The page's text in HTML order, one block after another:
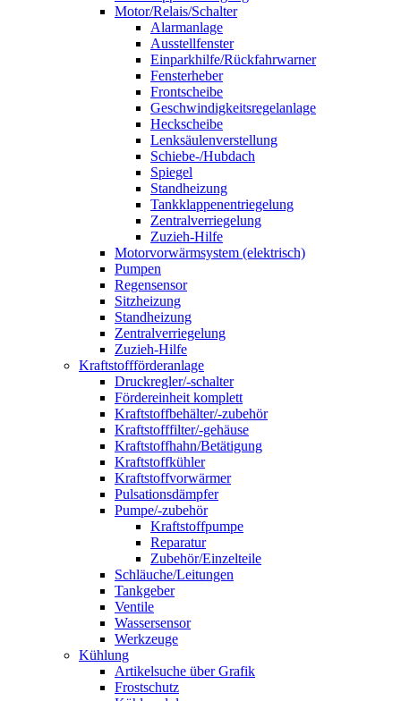
Motor/Relais/Schalter
Alarmanlage
Ausstellfenster
Einparkhilfe/Rückfahrwarner
Fensterheber
Frontscheibe
Geschwindigkeitsregelanlage
Heckscheibe
Lenksäulenverstellung
Schiebe-/Hubdach
Spiegel
Standheizung
Tankklappenentriegelung
Zentralverriegelung
Zuzieh-Hilfe
Motorvorwärmsystem (elektrisch)
Pumpen
Regensensor
Sitzheizung
Standheizung
Zentralverriegelung
Zuzieh-Hilfe
Kraftstoffförderanlage
Druckregler/-schalter
Fördereinheit komplett
Kraftstoffbehälter/-zubehör
Kraftstofffilter/-gehäuse
Kraftstoffhahn/Betätigung
Kraftstoffkühler
Kraftstoffvorwärmer
Pulsationsdämpfer
Pumpe/-zubehör
Kraftstoffpumpe
Reparatur
Zubehör/Einzelteile
Schläuche/Leitungen
Tankgeber
Ventile
Wassersensor
Werkzeuge
Kühlung
Artikelsuche über Grafik
Frostschutz